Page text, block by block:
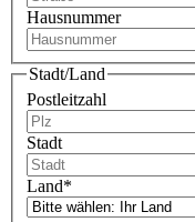
Hausnummer
Stadt/Land
Postleitzahl
Stadt
Land*